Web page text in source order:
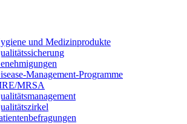
und Medizinprodukte
Management-Programme
MRSA